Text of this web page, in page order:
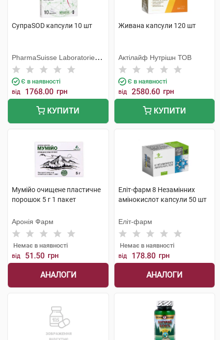
СупраSOD капсули 10 шт
PharmaSuisse Laboratories
SpA
Є в наявності
від 1768.00 грн
КУПИТИ
Живана капсули 120 шт
Актілайф Нутрішн ТОВ
Є в наявності
від 2580.60 грн
КУПИТИ
Мумійо очищене пластичне
порошок 5 г 1 пакет
Аронія Фарм
Немає в наявності
від 51.50 грн
АНАЛОГИ
Еліт-фарм 8 Незамінних
амінокислот капсули 50 шт
Еліт-фарм
Немає в наявності
від 178.80 грн
АНАЛОГИ